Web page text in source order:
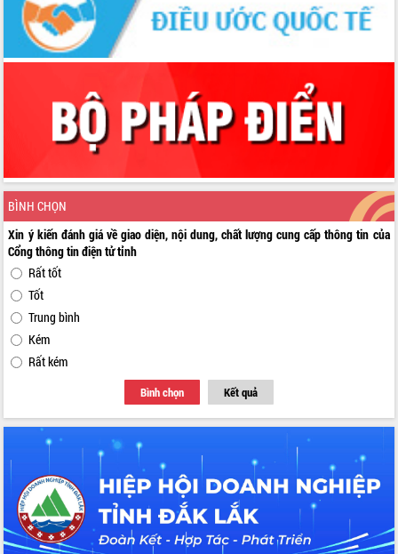
BÌNH CHỌN
Xin ý kiến đánh giá về giao diện, nội dung, chất lượng cung cấp thông tin của
Cổng thông tin điện tử tỉnh
Rất tốt
Tốt
Trung bình
Kém
Rất kém
Bình chọn Kết quả